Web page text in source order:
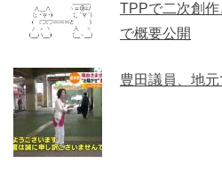
TPPで二次創
で概要公開
豊田議員、地元